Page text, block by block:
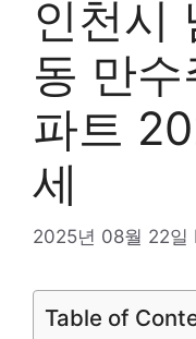
인천시
동 만
파트
세
2025년 08월 22일
Table of